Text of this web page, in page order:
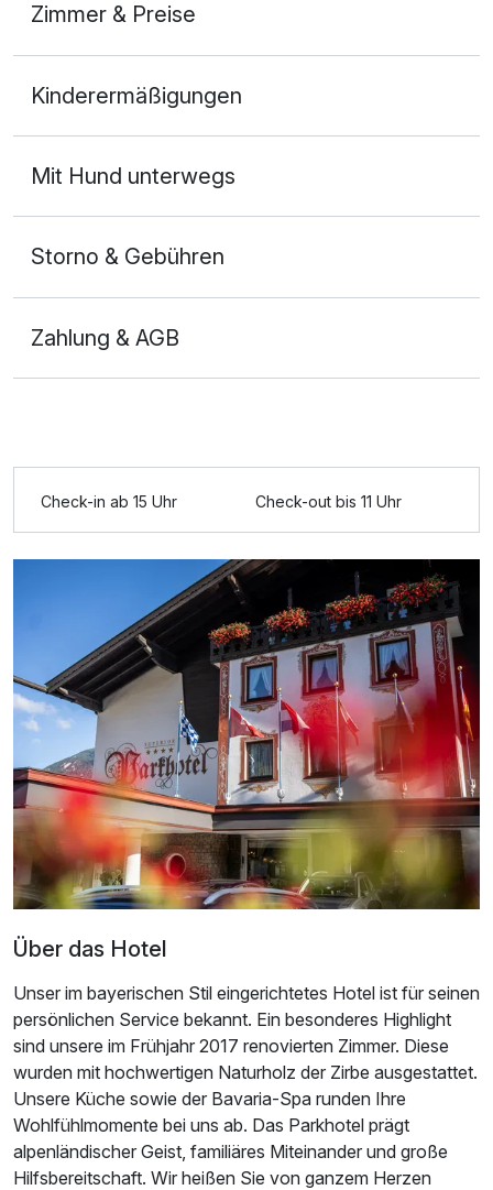
Zimmer & Preise
2 Erwachsene und 1 Kind
Für 8 Tage 980,00 €
Kinderermäßigungen
Mit Hund unterwegs
Storno & Gebühren
Zahlung & AGB
Check-in ab 15 Uhr Check-out bis 11 Uhr
Über das Hotel
Unser im bayerischen Stil eingerichtetes Hotel ist für seinen
persönlichen Service bekannt. Ein besonderes Highlight
sind unsere im Frühjahr 2017 renovierten Zimmer. Diese
wurden mit hochwertigen Naturholz der Zirbe ausgestattet.
Unsere Küche sowie der Bavaria-Spa runden Ihre
Wohlfühlmomente bei uns ab. Das Parkhotel prägt
alpenländischer Geist, familiäres Miteinander und große
Hilfsbereitschaft. Wir heißen Sie von ganzem Herzen